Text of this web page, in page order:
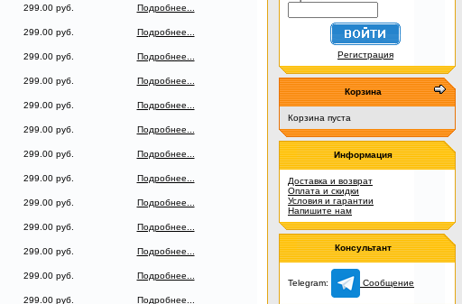
299.00 руб.
Подробнее...
299.00 руб.
Подробнее...
299.00 руб.
Подробнее...
299.00 руб.
Подробнее...
299.00 руб.
Подробнее...
299.00 руб.
Подробнее...
299.00 руб.
Подробнее...
299.00 руб.
Подробнее...
299.00 руб.
Подробнее...
299.00 руб.
Подробнее...
299.00 руб.
Подробнее...
299.00 руб.
Подробнее...
299.00 руб.
Подробнее...
Регистрация
Корзина
Корзина пуста
Информация
Доставка и возврат
Оплата и скидки
Условия и гарантии
Напишите нам
Консультант
Telegram: Сообщение